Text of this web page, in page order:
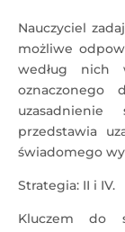
Nauczyciel
możliwe
według nich
przedstawia
świadomego
Strategia: II i IV.
Kluczem do